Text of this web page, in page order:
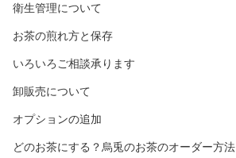
衛生管理について
お茶の煎れ方と保存
いろいろご相談承ります
卸販売について
オプションの追加
どのお茶にする？烏兎のお茶のオーダー方法